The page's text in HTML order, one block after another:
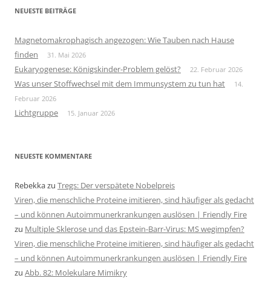
NEUESTE BEITRÄGE
Magnetomakrophagisch angezogen: Wie Tauben nach Hause
finden
31. Mai 2026
Eukaryogenese: Königskinder-Problem gelöst? 22. Februar 2026
Was unser Stoffwechsel mit dem Immunsystem zu tun hat
14.
Februar 2026
Lichtgruppe 15. Januar 2026
NEUESTE KOMMENTARE
Rebekkazu Tregs: Der verspätete Nobelpreis
Viren, die menschliche Proteine imitieren, sind häufiger als gedacht
– und können Autoimmunerkrankungen auslösen | Friendly Fire
zu Multiple Sklerose und das Epstein-Barr-Virus: MS wegimpfen?
Viren, die menschliche Proteine imitieren, sind häufiger als gedacht
– und können Autoimmunerkrankungen auslösen | Friendly Fire
zu Abb. 82: Molekulare Mimikry